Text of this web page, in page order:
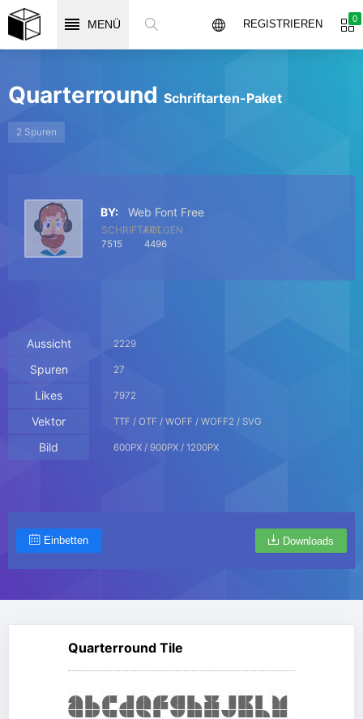
MENÜ 0
REGISTRIEREN
Quarterround Schriftarten-Paket
2 Spuren
BY: Web Font Free
SCHRIFTART
7515
FOLGEN
4496
Aussicht 2229
Spuren 27
Likes 7972
Vektor TTF / OTF / WOFF / WOFF2 / SVG
Bild 600PX / 900PX / 1200PX
Einbetten Downloads
Quarterround Tile